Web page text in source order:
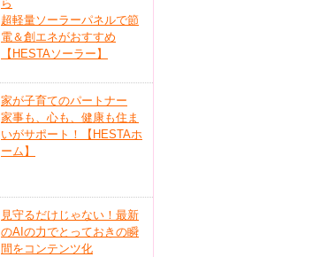
ら
超軽量ソーラーパネルで節
電＆創エネがおすすめ
【HESTAソーラー】
家が子育てのパートナー
家事も、心も、健康も住ま
いがサポート！【HESTAホ
ーム】
見守るだけじゃない！最新
のAIの力でとっておきの瞬
間をコンテンツ化